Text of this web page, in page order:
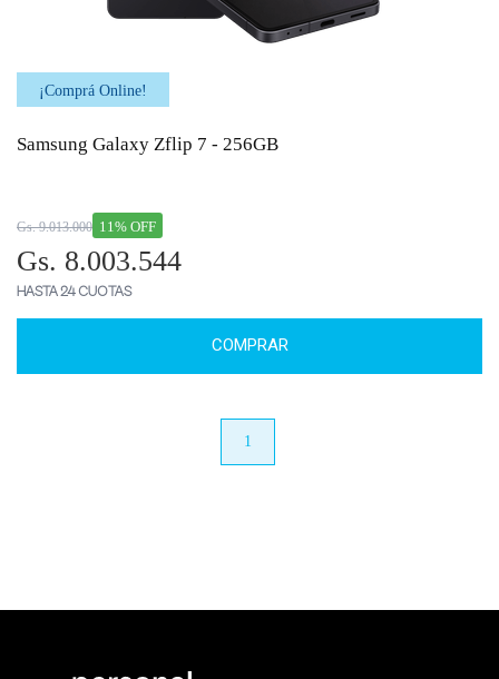
¡Comprá Online!
Samsung Galaxy Zflip 7 - 256GB
11% OFF
Gs. 9.013.000
Gs. 8.003.544
HASTA 24 CUOTAS
COMPRAR
1